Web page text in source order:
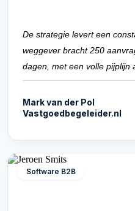
De strategie levert een
weggever bracht 250
dagen, met een volle pijplijn
Mark van der Pol
Vastgoedbegeleider.nl
Software B2B